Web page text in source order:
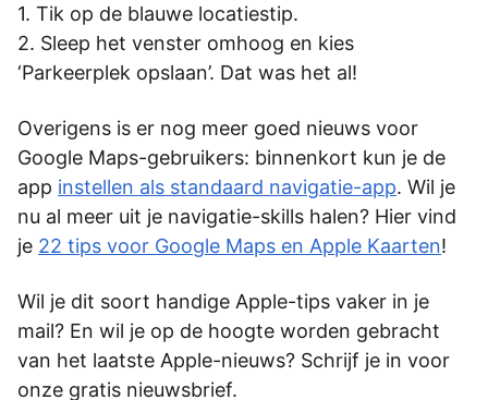
Tik op de blauwe locatiestip.
Sleep het venster omhoog en kies
‘Parkeerplek opslaan’. Dat was het al!
Overigens is er nog meer goed nieuws voor
Google Maps-gebruikers: binnenkort kun je de
app instellen als standaard navigatie-app. Wil je
nu al meer uit je navigatie-skills halen? Hier vind
je 22 tips voor Google Maps en Apple Kaarten!
Wil je dit soort handige Apple-tips vaker in je
mail? En wil je op de hoogte worden gebracht
van het laatste Apple-nieuws? Schrijf je in voor
onze gratis nieuwsbrief.